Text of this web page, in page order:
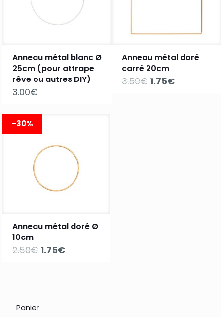
Anneau métal blanc Ø
25cm (pour attrape
rêve ou autres DIY)
3.00€
Anneau métal doré
carré 20cm
3.50€ Le
1.75€Le
-30%
Anneau métal doré Ø
10cm
2.50€ Le
1.75€Le
Panier